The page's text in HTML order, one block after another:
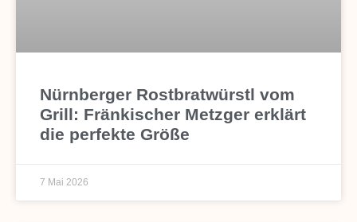
Nürnberger Rostbratwürstl vom
Grill: Fränkischer Metzger erklärt
die perfekte Größe
7 Mai 2026